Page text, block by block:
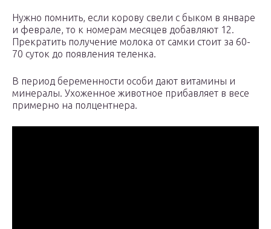
Нужно помнить, если корову свели с быком в январе
и феврале, то к номерам месяцев добавляют 12.
Прекратить получение молока от самки стоит за 60-
70 суток до появления теленка.
В период беременности особи дают витамины и
минералы. Ухоженное животное прибавляет в весе
примерно на полцентнера.